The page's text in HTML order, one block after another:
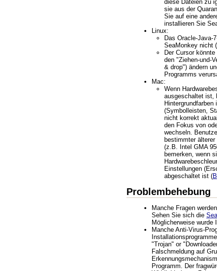
diese Dateien zu
sie aus der
Sie auf eine
installieren Sie
Linux:
Das Oracle-Java-
SeaMonkey nicht (
Der Cursor
den "Ziehen-und-
& drop") ändern
Programms
Mac:
Wenn
ausgeschaltet ist,
(Symbolleisten,
nicht korrekt
den Fokus von
wechseln.
bestimmter
(z.B. Intel GMA
bemerken, wenn
Einstellungen
abgeschaltet ist (
Problembehebung
Manche Fragen
Sehen Sie sich die
Möglicherweise
Manche Anti-Virus-
"Trojan" or
Falschmeldung auf
Programm. Der